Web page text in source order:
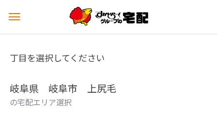
メ
ュ
を
丁目を選択してください
岐阜県 岐阜市 上尻毛
の宅配エリア選択